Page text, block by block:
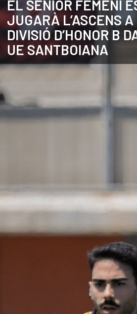
CATALÀ
EL SÈNIOR FEMENÍ
JUGARÀ L’ASCENS
DIVISIÓ D’HONOR B
UE SANTBOIANA